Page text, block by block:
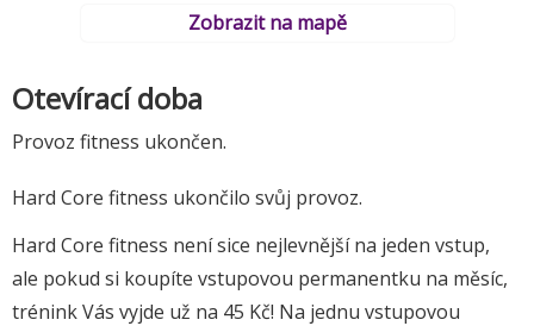
Zobrazit na mapě
Otevírací doba
Provoz fitness ukončen.
Hard Core fitness ukončilo svůj provoz.
Hard Core fitness není sice nejlevnější na jeden vstup,
ale pokud si koupíte vstupovou permanentku na měsíc,
trénink Vás vyjde už na 45 Kč! Na jednu vstupovou